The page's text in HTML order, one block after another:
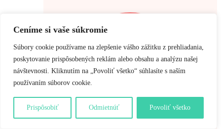
Ceníme si vaše súkromie
Súbory cookie používame na zlepšenie vášho zážitku z prehliadania,
poskytovanie prispôsobených reklám alebo obsahu a analýzu našej
návštevnosti. Kliknutím na „Povoliť všetko“ súhlasíte s naším
používaním súborov cookie.
Prispôsobiť Odmietnúť Povoliť všetko